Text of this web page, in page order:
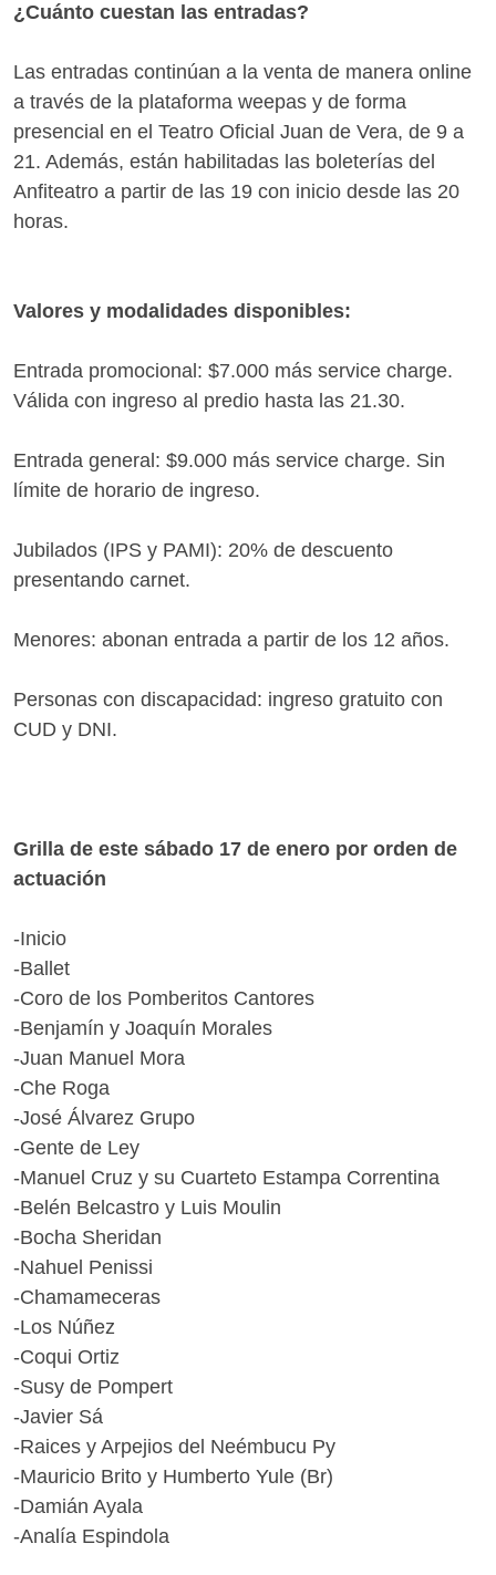
¿Cuánto cuestan las entradas?
Las entradas continúan a la venta de manera online
a través de la plataforma weepas y de forma
presencial en el Teatro Oficial Juan de Vera, de 9 a
21. Además, están habilitadas las boleterías del
Anfiteatro a partir de las 19 con inicio desde las 20
horas.
Valores y modalidades disponibles:
Entrada promocional: $7.000 más service charge.
Válida con ingreso al predio hasta las 21.30.
Entrada general: $9.000 más service charge. Sin
límite de horario de ingreso.
Jubilados (IPS y PAMI): 20% de descuento
presentando carnet.
Menores: abonan entrada a partir de los 12 años.
Personas con discapacidad: ingreso gratuito con
CUD y DNI.
Grilla de este sábado 17 de enero por orden de
actuación
-Inicio
-Ballet
-Coro de los Pomberitos Cantores
-Benjamín y Joaquín Morales
-Juan Manuel Mora
-Che Roga
-José Álvarez Grupo
-Gente de Ley
-Manuel Cruz y su Cuarteto Estampa Correntina
-Belén Belcastro y Luis Moulin
-Bocha Sheridan
-Nahuel Penissi
-Chamameceras
-Los Núñez
-Coqui Ortiz
-Susy de Pompert
-Javier Sá
-Raices y Arpejios del Neémbucu Py
-Mauricio Brito y Humberto Yule (Br)
-Damián Ayala
-Analía Espindola